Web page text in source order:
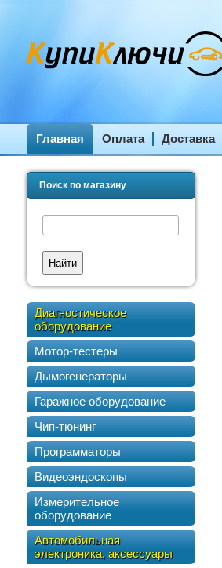
Главная Оплата Доставка
Поиск по магазину
Найти
Диагностическое
оборудование
Мотор-тестеры
Дымогенераторы
Гаражное оборудование
Чип-тюнинг
Программаторы
Видеоэндоскопы
Измерительное
оборудование
Автомобильная
электроника, аксессуары